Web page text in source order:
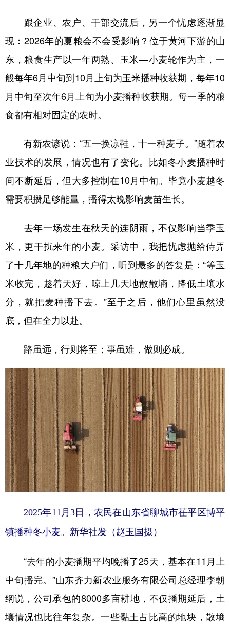
跟企业、农户、干部交流后，另一个忧虑逐渐显
现：2026年的夏粮会不会受影响？位于黄河下游的山
东，粮食生产以一年两熟、玉米—小麦轮作为主，一
般每年6月中旬到10月上旬为玉米播种收获期，每年10
月中旬至次年6月上旬为小麦播种收获期。每一季的粮
食都有相对固定的农时。
有新农谚说：“五一换凉鞋，十一种麦子。”随着农
业技术的发展，情况也有了变化。比如冬小麦播种时
间不断延后，但大多控制在10月中旬。毕竟小麦越冬
需要积攒足够能量，播得太晚影响麦苗生长。
去年一场发生在秋天的连阴雨，不仅影响当季玉
米，更干扰来年的小麦。采访中，我把忧虑抛给侍弄
了十几年地的种粮大户们，听到最多的答复是：“等玉
米收完，趁着天好，晾上几天地散散墒，降低土壤水
分，就把麦种播下去。”至于之后，他们心里虽然没
底，但在全力以赴。
路虽远，行则将至；事虽难，做则必成。
2025年11月3日，农民在山东省聊城市茌平区博平
镇播种冬小麦。新华社发（赵玉国摄）
“去年的小麦播期平均晚播了25天，基本在11月上
中旬播完。”山东齐力新农业服务有限公司总经理李朝
纲说，公司承包的8000多亩耕地，不仅播期延后，土
壤情况也比往年复杂。一些黏土占比高的地块，散墒